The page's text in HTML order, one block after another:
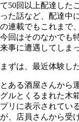
て50回以上配達した
った話など、配達中
の連載でもこれまで
今回はそのなかでも
来事に遭遇してしま
まずは、最近体験し
とある酒屋さんから
グルとくるまれた木
プリに表示されてい
が、店員さんから受